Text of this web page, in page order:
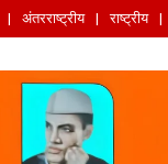
अंतरराष्ट्रीय राष्ट्रीय